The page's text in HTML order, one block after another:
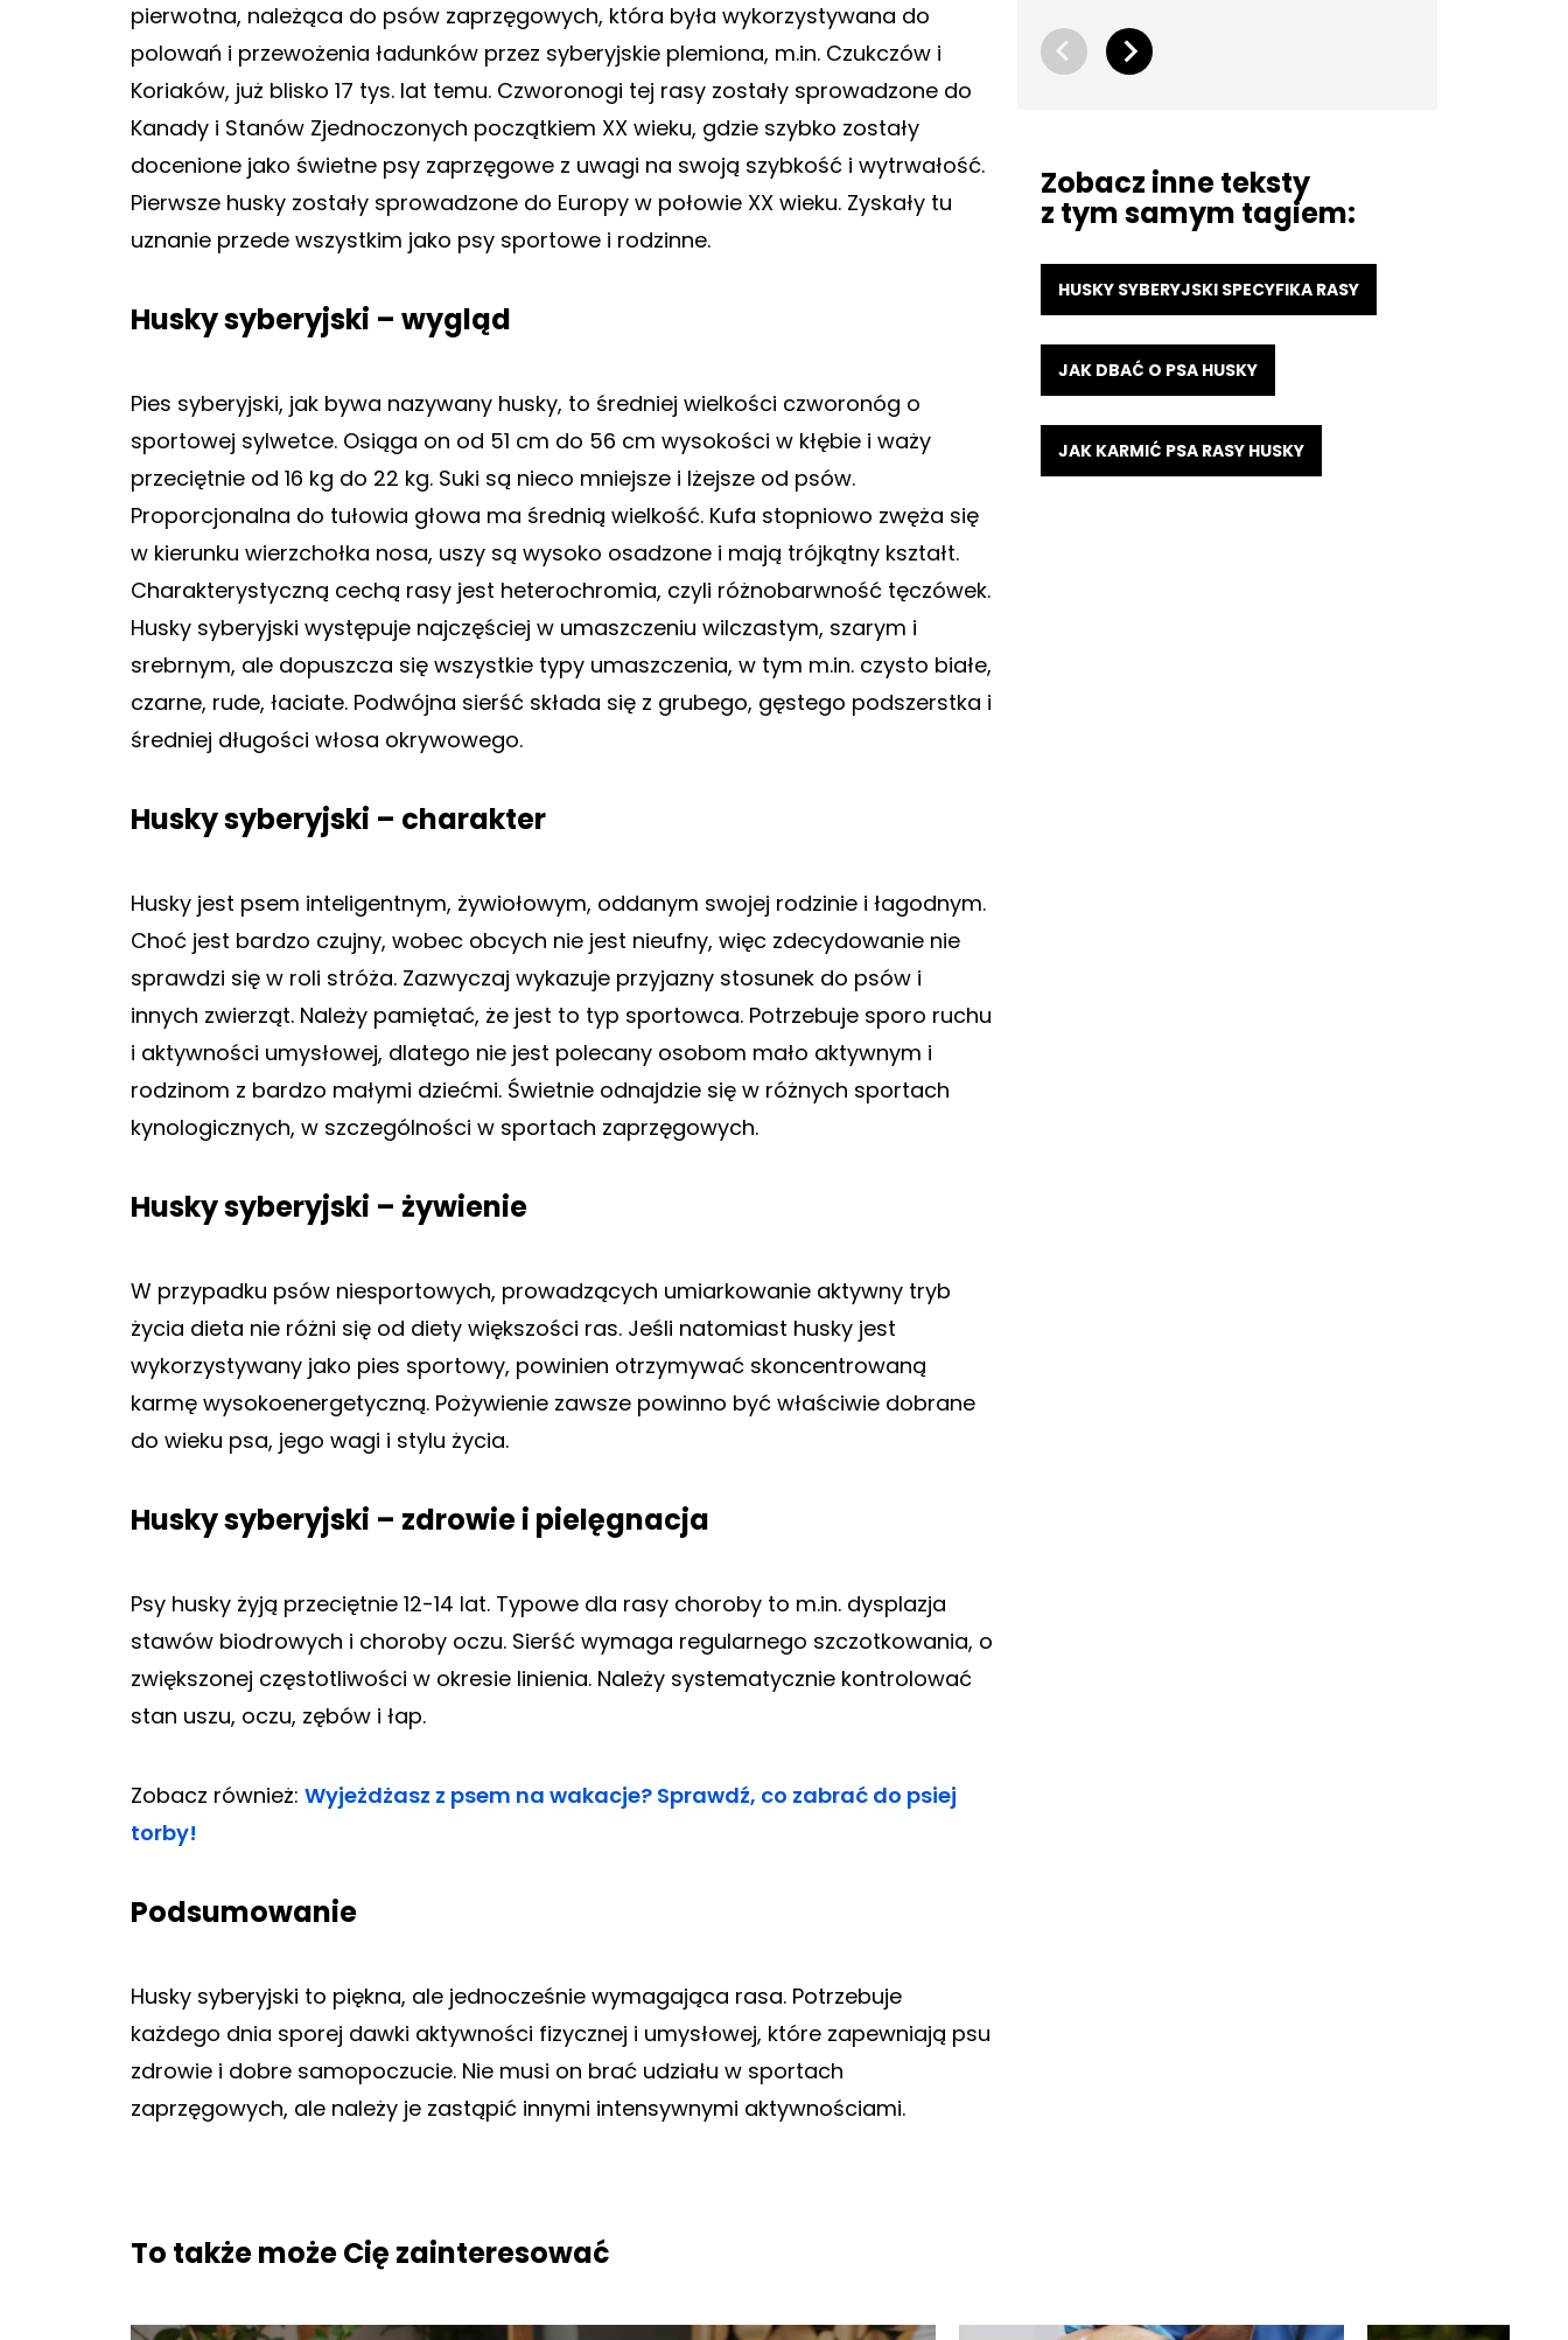
pierwotna, należąca do psów zaprzęgowych, która była wykorzystywana do
polowań i przewożenia ładunków przez syberyjskie plemiona, m.in. Czukczów i
Koriaków, już blisko 17 tys. lat temu. Czworonogi tej rasy zostały sprowadzone do
Kanady i Stanów Zjednoczonych początkiem XX wieku, gdzie szybko zostały
docenione jako świetne psy zaprzęgowe z uwagi na swoją szybkość i wytrwałość.
Pierwsze husky zostały sprowadzone do Europy w połowie XX wieku. Zyskały tu
uznanie przede wszystkim jako psy sportowe i rodzinne.
Husky syberyjski – wygląd
Pies syberyjski, jak bywa nazywany husky, to średniej wielkości czworonóg o
sportowej sylwetce. Osiąga on od 51 cm do 56 cm wysokości w kłębie i waży
przeciętnie od 16 kg do 22 kg. Suki są nieco mniejsze i lżejsze od psów.
Proporcjonalna do tułowia głowa ma średnią wielkość. Kufa stopniowo zwęża się
w kierunku wierzchołka nosa, uszy są wysoko osadzone i mają trójkątny kształt.
Charakterystyczną cechą rasy jest heterochromia, czyli różnobarwność tęczówek.
Husky syberyjski występuje najczęściej w umaszczeniu wilczastym, szarym i
srebrnym, ale dopuszcza się wszystkie typy umaszczenia, w tym m.in. czysto białe,
czarne, rude, łaciate. Podwójna sierść składa się z grubego, gęstego podszerstka i
średniej długości włosa okrywowego.
Husky syberyjski – charakter
Husky jest psem inteligentnym, żywiołowym, oddanym swojej rodzinie i łagodnym.
Choć jest bardzo czujny, wobec obcych nie jest nieufny, więc zdecydowanie nie
sprawdzi się w roli stróża. Zazwyczaj wykazuje przyjazny stosunek do psów i
innych zwierząt. Należy pamiętać, że jest to typ sportowca. Potrzebuje sporo ruchu
i aktywności umysłowej, dlatego nie jest polecany osobom mało aktywnym i
rodzinom z bardzo małymi dziećmi. Świetnie odnajdzie się w różnych sportach
kynologicznych, w szczególności w sportach zaprzęgowych.
Husky syberyjski – żywienie
W przypadku psów niesportowych, prowadzących umiarkowanie aktywny tryb
życia dieta nie różni się od diety większości ras. Jeśli natomiast husky jest
wykorzystywany jako pies sportowy, powinien otrzymywać skoncentrowaną
karmę wysokoenergetyczną. Pożywienie zawsze powinno być właściwie dobrane
do wieku psa, jego wagi i stylu życia.
Husky syberyjski – zdrowie i pielęgnacja
Psy husky żyją przeciętnie 12-14 lat. Typowe dla rasy choroby to m.in. dysplazja
stawów biodrowych i choroby oczu. Sierść wymaga regularnego szczotkowania, o
zwiększonej częstotliwości w okresie linienia. Należy systematycznie kontrolować
stan uszu, oczu, zębów i łap.
Zobacz również: Wyjeżdżasz z psem na wakacje? Sprawdź, co zabrać do psiej
torby!
Podsumowanie
Husky syberyjski to piękna, ale jednocześnie wymagająca rasa. Potrzebuje
każdego dnia sporej dawki aktywności fizycznej i umysłowej, które zapewniają psu
zdrowie i dobre samopoczucie. Nie musi on brać udziału w sportach
zaprzęgowych, ale należy je zastąpić innymi intensywnymi aktywnościami.
Zobacz inne teksty
z tym samym tagiem:
HUSKY SYBERYJSKI SPECYFIKA RASY
JAK DBAĆ O PSA HUSKY
JAK KARMIĆ PSA RASY HUSKY
To także może Cię zainteresować